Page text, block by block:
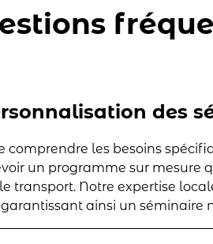
des
comprendre les besoins
un programme sur mesure
transport. Notre expertise
ainsi un séminaire